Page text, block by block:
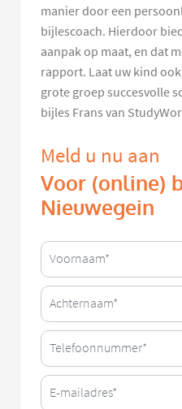
manier door een
bijlescoach. Hierdoor
aanpak op maat, en dat
rapport. Laat uw kind
grote groep succesvolle
bijles Frans van
Meld u nu aan
Voor (online)
Nieuwegein